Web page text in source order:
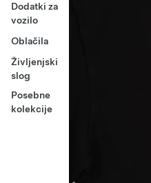
Dodatki za
vozilo
Oblačila
Življenjski
slog
Posebne
kolekcije